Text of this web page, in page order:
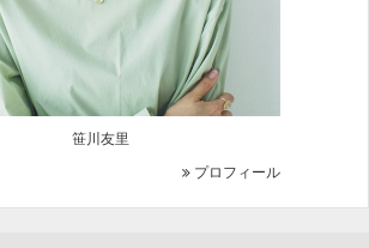
笹川友里
プロフィール